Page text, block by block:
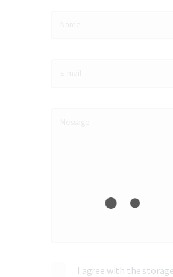
I agree with the